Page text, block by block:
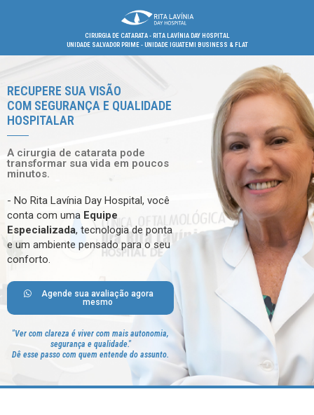
CIRURGIA DE CATARATA - RITA LAVÍNIA DAY HOSPITAL
UNIDADE SALVADOR PRIME - UNIDADE IGUATEMI BUSINESS & FLAT
RECUPERE SUA VISÃO
COM SEGURANÇA E QUALIDADE
HOSPITALAR
A cirurgia de catarata pode
transformar sua vida em poucos
minutos.
- No Rita Lavínia Day Hospital, você
conta com uma Equipe
Especializada, tecnologia de ponta
e um ambiente pensado para o seu
conforto.
Agende sua avaliação agora
mesmo
"Ver com clareza é viver com mais autonomia,
segurança e qualidade."
Dê esse passo com quem entende do assunto.